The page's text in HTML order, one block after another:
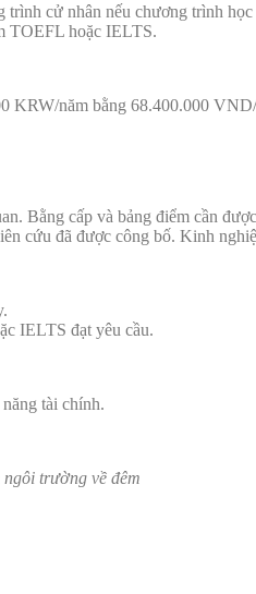
cử nhân nếu chương trình học
TOEFL hoặc IELTS.
KRW/năm bằng 68.400.000
Bằng cấp và bảng điểm cần
cứu đã được công bố. Kinh
IELTS đạt yêu cầu.
tài chính.
trường về đêm